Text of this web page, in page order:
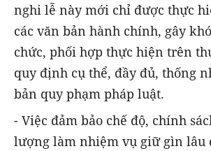
nghi lễ này mới chỉ được thực
các văn bản hành chính, gây
chức, phối hợp thực hiện trên
quy định cụ thể, đầy đủ, thống
bản quy phạm pháp luật.
- Việc đảm bảo chế độ, chính
lượng làm nhiệm vụ giữ gìn lâu